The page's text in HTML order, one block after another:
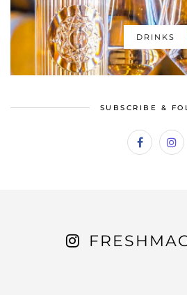
DRINKS
SUBSCRIBE &